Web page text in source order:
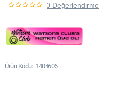
0 Değerlendirme
Ürün Kodu 1404606